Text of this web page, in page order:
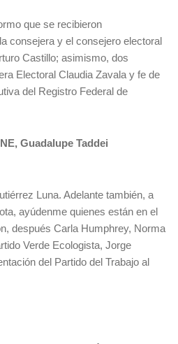
que se recibieron
consejera y el consejero electoral
Castillo; asimismo, dos
Electoral Claudia Zavala y fe de
del Registro Federal de
Guadalupe Taddei
Luna. Adelante también, a
ayúdenme quienes están en el
después Carla Humphrey, Norma
Verde Ecologista, Jorge
del Partido del Trabajo al